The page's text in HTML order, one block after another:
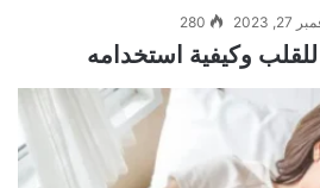
2023
280
للقلب وكيفية استخدامه